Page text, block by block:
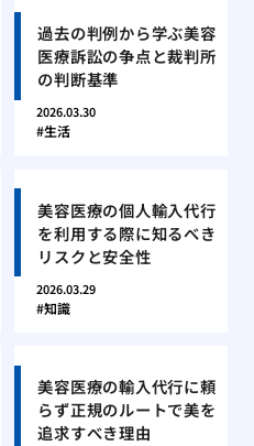
過去の判例から学ぶ美容
医療訴訟の争点と裁判所
の判断基準
2026.03.30
生活
美容医療の個人輸入代行
を利用する際に知るべき
リスクと安全性
2026.03.29
知識
美容医療の輸入代行に頼
らず正規のルートで美を
追求すべき理由